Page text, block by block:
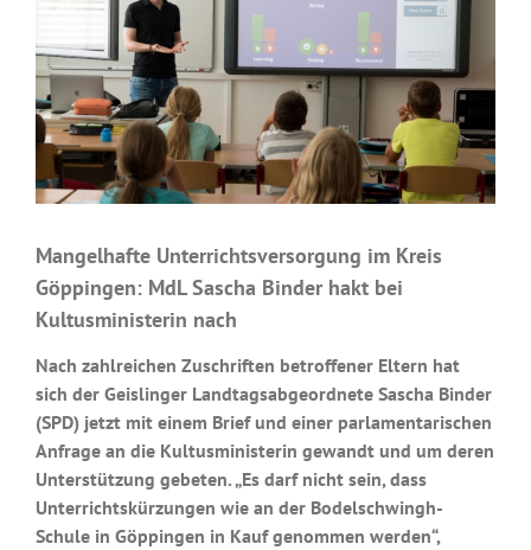
Mangelhafte Unterrichtsversorgung im Kreis
Göppingen: MdL Sascha Binder hakt bei
Kultusministerin nach
Nach zahlreichen Zuschriften betroffener Eltern hat
sich der Geislinger Landtagsabgeordnete Sascha Binder
(SPD) jetzt mit einem Brief und einer parlamentarischen
Anfrage an die Kultusministerin gewandt und um deren
Unterstützung gebeten. „Es darf nicht sein, dass
Unterrichtskürzungen wie an der Bodelschwingh-
Schule in Göppingen in Kauf genommen werden“,